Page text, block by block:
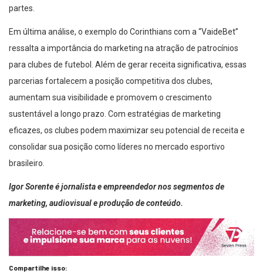
ressalta a importância do marketing na atração de patrocínios
para clubes de futebol. Além de gerar receita significativa, essas
parcerias fortalecem a posição competitiva dos clubes,
aumentam sua visibilidade e promovem o crescimento
sustentável a longo prazo. Com estratégias de marketing
eficazes, os clubes podem maximizar seu potencial de receita e
consolidar sua posição como líderes no mercado esportivo
brasileiro.
marketing, audiovisual e produção de conteúdo.
Compartilhe isso:
Facebook